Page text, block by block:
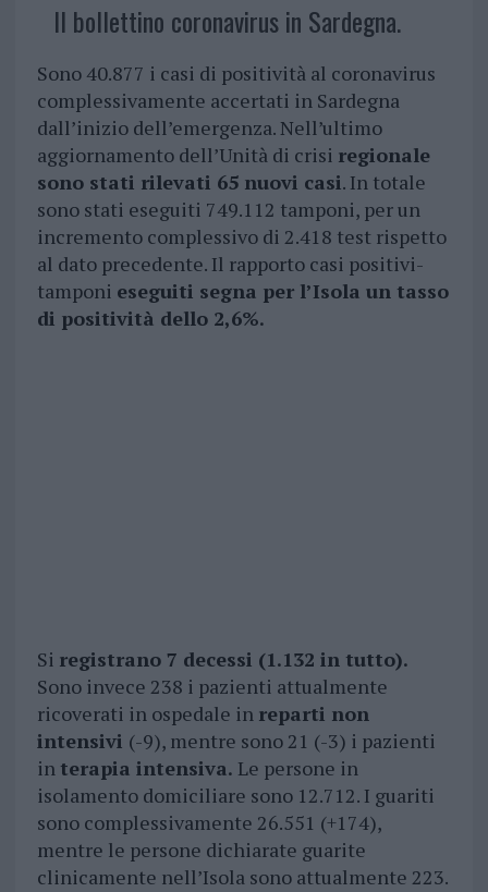
Il bollettino coronavirus in Sardegna.
Sono 40.877 i casi di positività al coronavirus
complessivamente accertati in Sardegna
dall’inizio dell’emergenza. Nell’ultimo
aggiornamento dell’Unità di crisi regionale
sono stati rilevati 65 nuovi casi. In totale
sono stati eseguiti 749.112 tamponi, per un
incremento complessivo di 2.418 test rispetto
al dato precedente. Il rapporto casi positivi-
tamponi eseguiti segna per l’Isola un tasso
di positività dello 2,6%.
Si registrano 7 decessi (1.132 in tutto).
Sono invece 238 i pazienti attualmente
ricoverati in ospedale in reparti non
intensivi (-9), mentre sono 21 (-3) i pazienti
in terapia intensiva. Le persone in
isolamento domiciliare sono 12.712. I guariti
sono complessivamente 26.551 (+174),
mentre le persone dichiarate guarite
clinicamente nell’Isola sono attualmente 223.